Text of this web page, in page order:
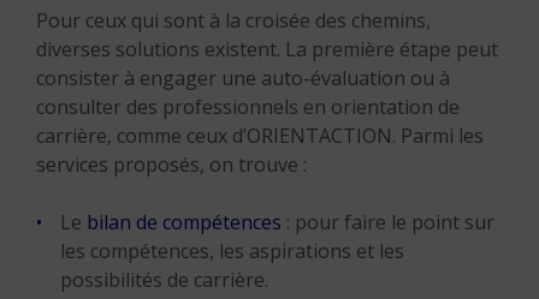
Pour ceux qui sont à la croisée des chemins,
diverses solutions existent. La première étape peut
consister à engager une auto-évaluation ou à
consulter des professionnels en orientation de
carrière, comme ceux d’ORIENTACTION. Parmi les
services proposés, on trouve :
Le bilan de compétences : pour faire le point sur
les compétences, les aspirations et les
possibilités de carrière.